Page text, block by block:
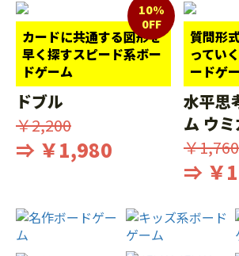
カードに共通する図形を
早く探すスピード系ボー
ドゲーム
10%
0FF
ドブル
￥2,200
⇒ ￥1,980
質問形
ってい
ードゲ
水平思
ム ウ
￥1,760
⇒ ￥